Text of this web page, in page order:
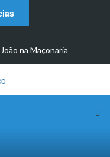
na Maçonaria